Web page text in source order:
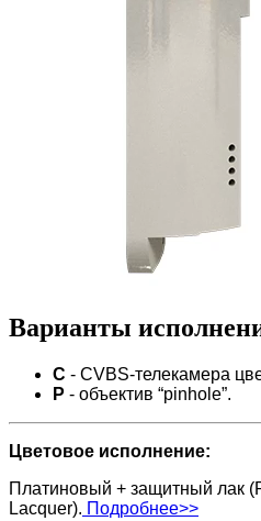
Варианты
C - CVBS-телекамера
P - объектив “pinhole”.
Цветовое исполнение:
Платиновый + защитный лак
Lacquer). Подробнее>>